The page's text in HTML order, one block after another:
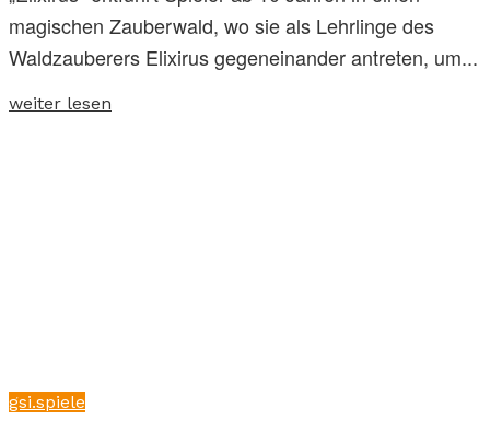
magischen Zauberwald, wo sie als Lehrlinge des
Waldzauberers Elixirus gegeneinander antreten, um...
weiter lesen
gsi.spiele